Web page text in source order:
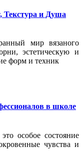
Текстура и Душа
мир вязаного
эстетическую и
форм и техник
в школе
особое состояние
чувства и